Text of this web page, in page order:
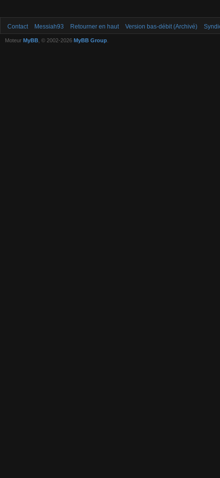
Contact Messiah93 Retourner en haut Version bas-débit (Archivé)
Moteur MyBB , © 2002-2026 MyBB Group